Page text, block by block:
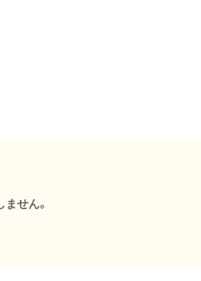
せん。